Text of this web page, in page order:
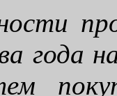
года